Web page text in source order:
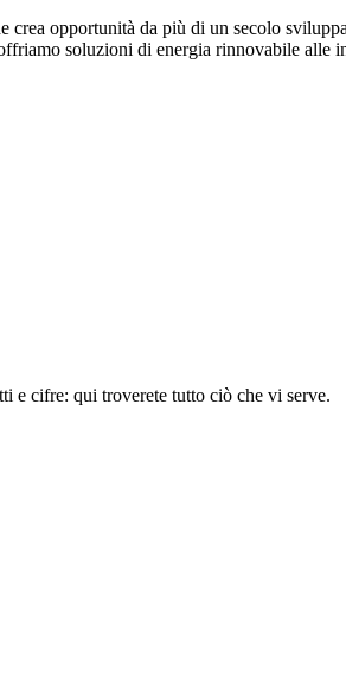
opportunità da più di un secolo
soluzioni di energia rinnovabile alle
e cifre: qui troverete tutto ciò che vi serve.